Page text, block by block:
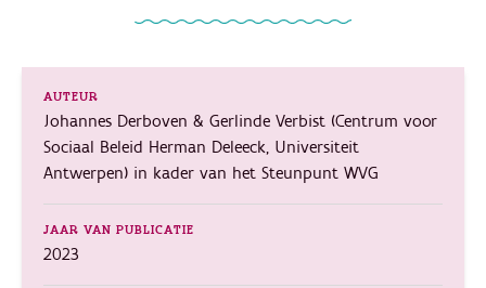
AUTEUR
Johannes Derboven & Gerlinde Verbist (Centrum voor
Sociaal Beleid Herman Deleeck, Universiteit
Antwerpen) in kader van het Steunpunt WVG
JAAR VAN PUBLICATIE
2023